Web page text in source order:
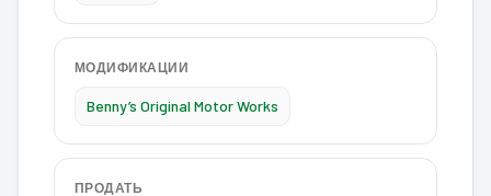
МОДИФИКАЦИИ
Benny’s Original Motor Works
ПРОДАТЬ